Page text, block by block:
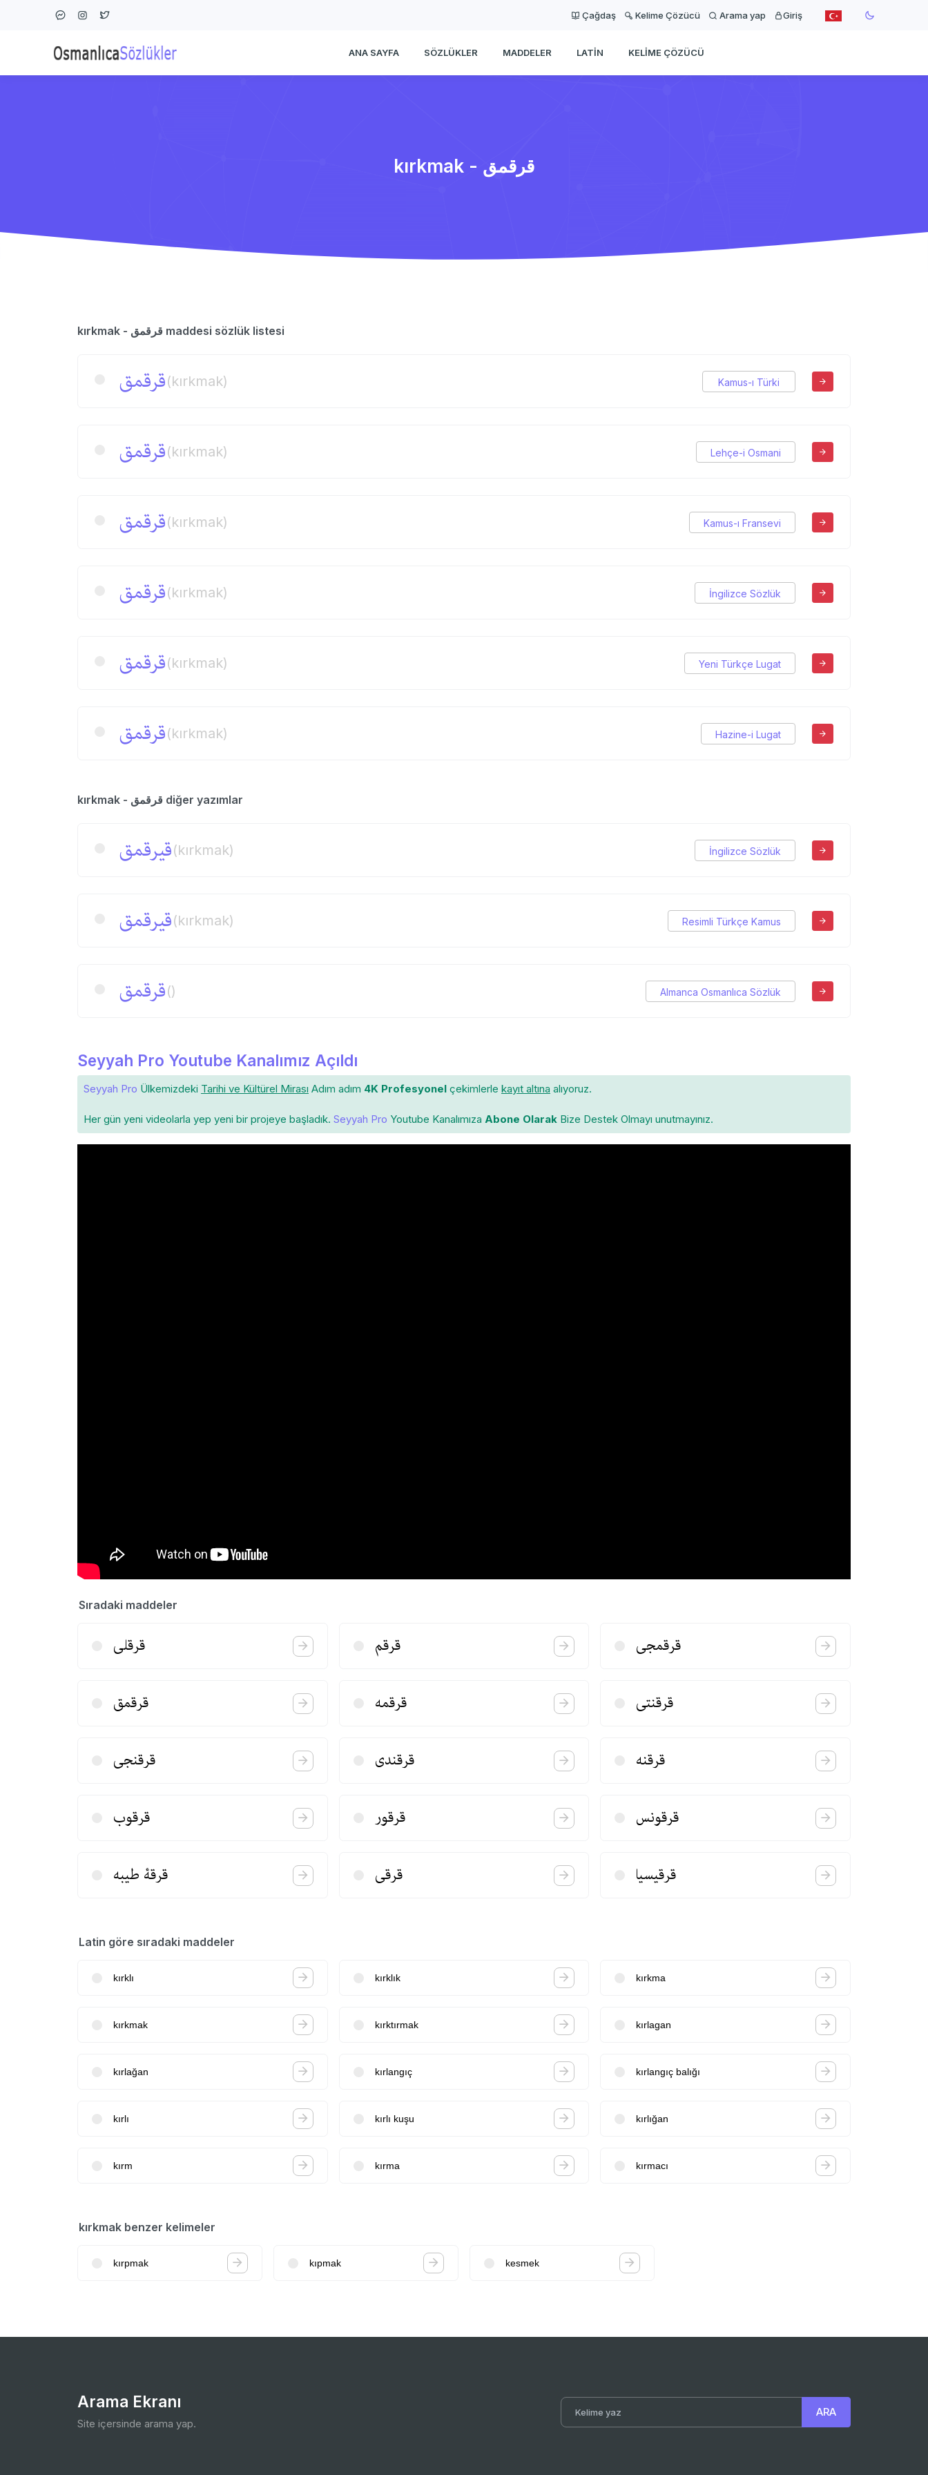
Çağdaş Kelime Çözücü Arama yap Giriş
ANA SAYFA SÖZLÜKLER MADDELER LATIN KELIME ÇÖZÜCÜ
kırkmak - قرقمق
kırkmak - قرقمق maddesi sözlük listesi
قرقمق(kırkmak) Kamus-ı Türki
قرقمق(kırkmak) Lehçe-i Osmani
قرقمق(kırkmak) Kamus-ı Fransevi
قرقمق(kırkmak) İngilizce Sözlük
قرقمق(kırkmak) Yeni Türkçe Lugat
قرقمق(kırkmak) Hazine-i Lugat
kırkmak - قرقمق diğer yazımlar
قیرقمق(kırkmak) İngilizce Sözlük
قیرقمق(kırkmak) Resimli Türkçe Kamus
قرقمق() Almanca Osmanlıca Sözlük
Seyyah Pro Youtube Kanalımız Açıldı
Seyyah Pro Ülkemizdeki Tarihi ve Kültürel Mirası Adım adım 4K Profesyonel çekimlerle kayıt altına alıyoruz.
Her gün yeni videolarla yep yeni bir projeye başladık. Seyyah Pro Youtube Kanalımıza Abone Olarak Bize Destek Olmayı unutmayınız.
Sıradaki maddeler
قرقلی قرقم قرقمجی
قرقمق قرقمه قرقنتی
قرقنجی قرقندی قرقنه
قرقوب قرقور قرقونس
قرقۀ‌‌ طیبه قرقی قرقیسیا
Latin göre sıradaki maddeler
kırklı kırklık kırkma
kırkmak kırktırmak kırlagan
kırlağan kırlangıç kırlangıç balığı
kırlı kırlı kuşu kırlığan
kırm kırma kırmacı
kırkmak benzer kelimeler
kırpmak kıpmak kesmek
Arama Ekranı
Site içersinde arama yap.